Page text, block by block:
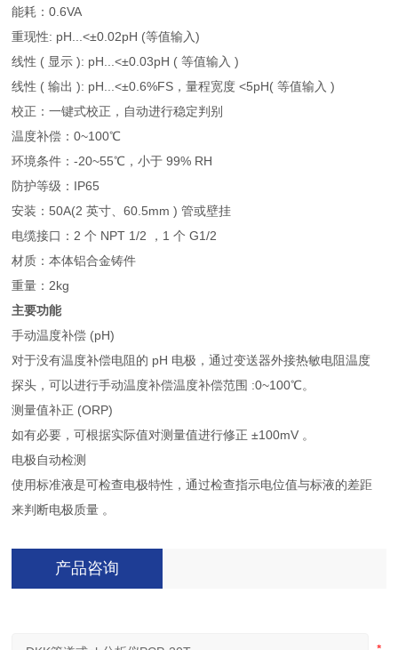
能耗：0.6VA
重现性: pH...<±0.02pH (等值输入)
线性 ( 显示 ): pH...<±0.03pH ( 等值输入 )
线性 ( 输出 ): pH...<±0.6%FS，量程宽度 <5pH( 等值输入 )
校正：一键式校正，自动进行稳定判别
温度补偿：0~100℃
环境条件：-20~55℃，小于 99% RH
防护等级：IP65
安装：50A(2 英寸、60.5mm ) 管或壁挂
电缆接口：2 个 NPT 1/2 ，1 个 G1/2
材质：本体铝合金铸件
重量：2kg
主要功能
手动温度补偿 (pH)
对于没有温度补偿电阻的 pH 电极，通过变送器外接热敏电阻温度
探头，可以进行手动温度补偿温度补偿范围 :0~100℃。
测量值补正 (ORP)
如有必要，可根据实际值对测量值进行修正 ±100mV 。
电极自动检测
使用标准液是可检查电极特性，通过检查指示电位值与标液的差距
来判断电极质量 。
产品咨询